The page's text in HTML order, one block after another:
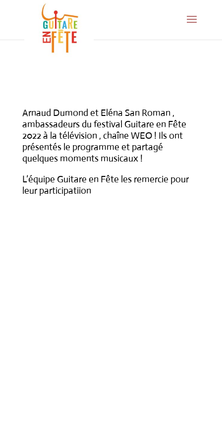
Arnaud Dumond et Eléna San Roman ,
ambassadeurs du festival Guitare en Fête
2022 à la télévision , chaîne WEO ! Ils ont
présentés le programme et partagé
quelques moments musicaux !
L’équipe Guitare en Fête les remercie pour
leur participatiion